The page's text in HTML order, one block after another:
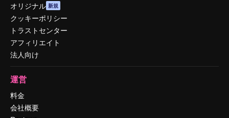
オリジナル 新規
クッキーポリシー
トラストセンター
アフィリエイト
法人向け
運営
料金
会社概要